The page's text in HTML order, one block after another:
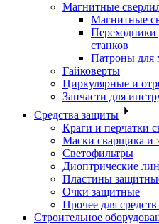
Магнитные
Магнитные
Переходники
станков
Патроны для
Гайковерты
Циркулярные и
Запчасти для
Средства защиты
Краги и перчатки
Маски сварщика и
Светофильтры
Диоптрические
Пластины
Очки защитные
Прочее для
Строительное